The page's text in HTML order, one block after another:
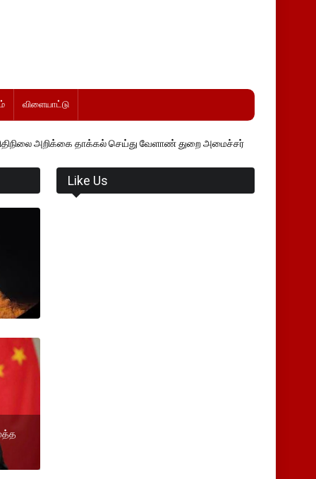
விளையாட்டு
செய்து வேளாண் துறை அமைச்சர் வினோத் வாசித்து வருகிறார். �.
Like Us